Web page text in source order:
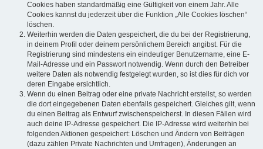
Cookies haben standardmäßig eine Gültigkeit von einem Jahr. Alle
Cookies kannst du jederzeit über die Funktion „Alle Cookies löschen“
löschen.
Weiterhin werden die Daten gespeichert, die du bei der Registrierung,
in deinem Profil oder deinem persönlichem Bereich angibst. Für die
Registrierung sind mindestens ein eindeutiger Benutzername, eine E-
Mail-Adresse und ein Passwort notwendig. Wenn durch den Betreiber
weitere Daten als notwendig festgelegt wurden, so ist dies für dich vor
deren Eingabe ersichtlich.
Wenn du einen Beitrag oder eine private Nachricht erstellst, so werden
die dort eingegebenen Daten ebenfalls gespeichert. Gleiches gilt, wenn
du einen Beitrag als Entwurf zwischenspeicherst. In diesen Fällen wird
auch deine IP-Adresse gespeichert. Die IP-Adresse wird weiterhin bei
folgenden Aktionen gespeichert: Löschen und Ändern von Beiträgen
(dazu zählen Private Nachrichten und Umfragen), Änderungen an